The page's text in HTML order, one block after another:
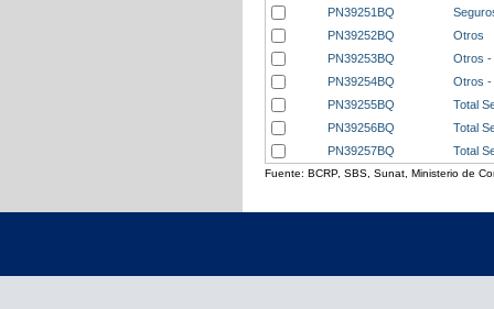
PN39251BQ
PN39252BQ
Otros
PN39253BQ
Otros -
PN39254BQ
Otros -
PN39255BQ
Total
PN39256BQ
Total
PN39257BQ
Total
Fuente: BCRP, SBS, Sunat, Ministerio de